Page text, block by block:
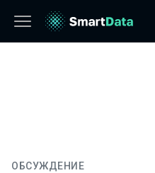
ОБСУЖДЕНИЕ